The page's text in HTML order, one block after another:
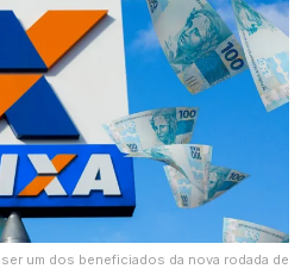
um dos beneficiados da nova rodada de